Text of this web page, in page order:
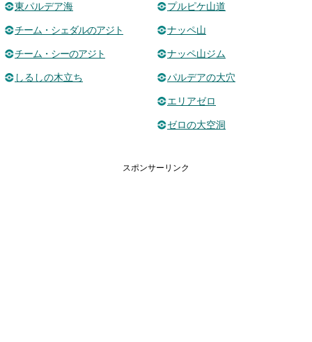
東パルデア海
チーム・シェダルのアジト
チーム・シーのアジト
しるしの木立ち
プルピケ山道
ナッペ山
ナッペ山ジム
パルデアの大穴
エリアゼロ
ゼロの大空洞
スポンサーリンク